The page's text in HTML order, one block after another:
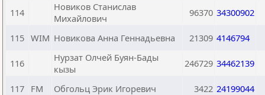
114
Новиков Станислав
Михайлович
96370 34300902
115 WIM Новикова Анна Геннадьевна 21309 4146794
116
Нурзат Олчей Буян-Бады
кызы
246729 34462139
117 FM Обгольц Эрик Игоревич 3422 24199044